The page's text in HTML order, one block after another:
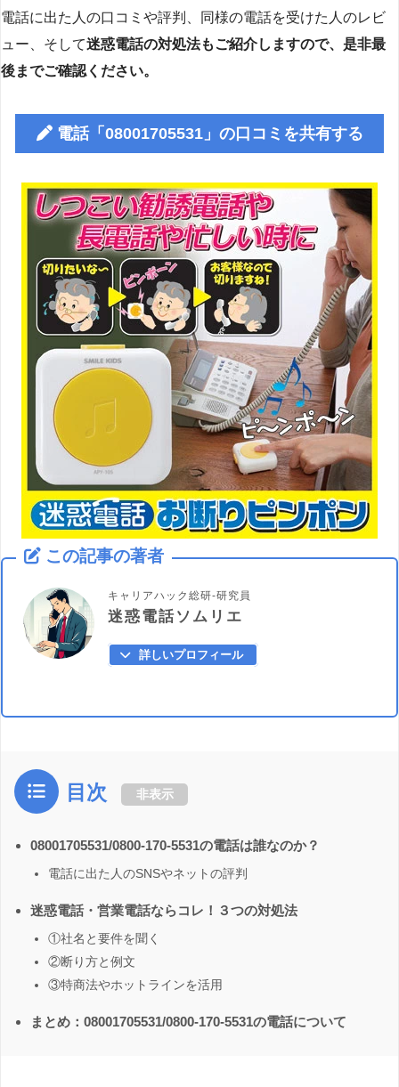
電話に出た人の口コミや評判、同様の電話を受けた人のレビ
ュー、そして迷惑電話の対処法もご紹介しますので、是非最
後までご確認ください。
電話「08001705531」の口コミを共有する
この記事の著者
キャリアハック総研-研究員
迷惑電話ソムリエ
詳しいプロフィール
目次 非表示
08001705531/0800-170-5531の電話は誰なのか？
電話に出た人のSNSやネットの評判
迷惑電話・営業電話ならコレ！３つの対処法
①社名と要件を聞く
②断り方と例文
③特商法やホットラインを活用
まとめ：08001705531/0800-170-5531の電話について